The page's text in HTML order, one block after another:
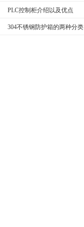
PLC控制柜介绍以及优点
304不锈钢防护箱的两种分类